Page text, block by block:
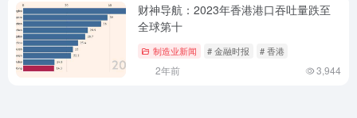
财神导航：2023年香港港口吞吐量跌至
全球第十
制造业新闻 # 金融时报 # 香港
2年前 3,944